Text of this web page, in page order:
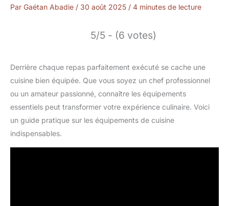
Par Gaétan Abadie / 30 août 2025 / 4 minutes de lecture
5/5 - (6 votes)
Derrière chaque repas parfaitement exécuté se cache une
cuisine bien équipée. Que vous soyez un chef professionnel
ou un amateur passionné, connaître les équipements
essentiels peut transformer votre expérience culinaire. Voici
un guide pratique sur les équipements de cuisine
indispensables.